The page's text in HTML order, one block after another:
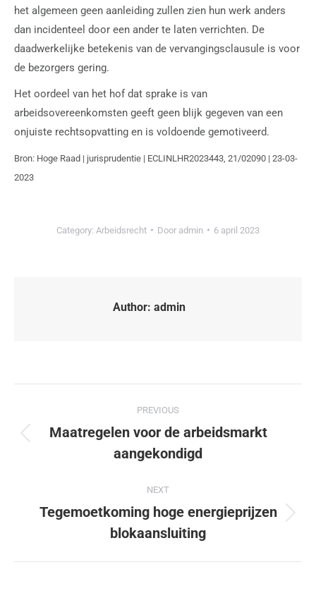
het algemeen geen aanleiding zullen zien hun werk anders
dan incidenteel door een ander te laten verrichten. De
daadwerkelijke betekenis van de vervangingsclausule is voor
de bezorgers gering.
Het oordeel van het hof dat sprake is van
arbeidsovereenkomsten geeft geen blijk gegeven van een
onjuiste rechtsopvatting en is voldoende gemotiveerd.
Bron: Hoge Raad | jurisprudentie | ECLINLHR2023443, 21/02090 | 23-03-
2023
Category: Arbeidsrecht Door admin 6 april 2023
Author: admin
PREVIOUS
Maatregelen voor de arbeidsmarkt
aangekondigd
NEXT
Tegemoetkoming hoge energieprijzen
blokaansluiting